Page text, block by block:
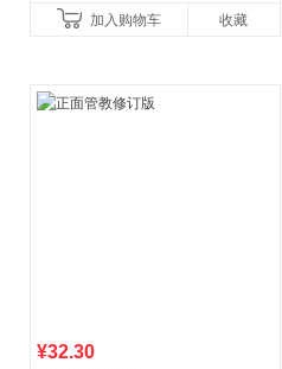
育书
加入购物车 收藏
¥32.30